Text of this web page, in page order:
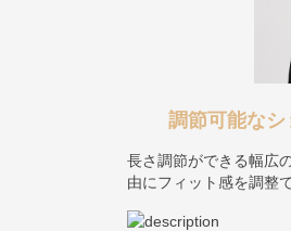
調節可能な
長さ調節ができる幅広
由にフィット感を調整